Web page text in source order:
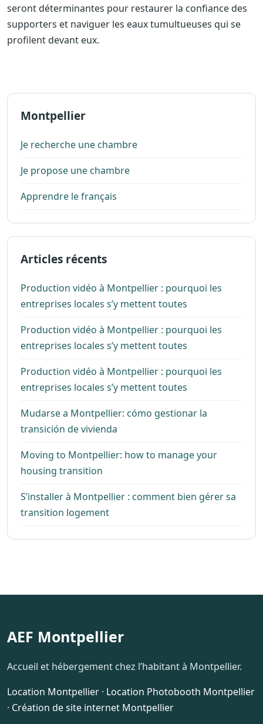
seront déterminantes pour restaurer la confiance des
supporters et naviguer les eaux tumultueuses qui se
profilent devant eux.
Montpellier
Je recherche une chambre
Je propose une chambre
Apprendre le français
Articles récents
Production vidéo à Montpellier : pourquoi les
entreprises locales s’y mettent toutes
Production vidéo à Montpellier : pourquoi les
entreprises locales s’y mettent toutes
Production vidéo à Montpellier : pourquoi les
entreprises locales s’y mettent toutes
Mudarse a Montpellier: cómo gestionar la
transición de vivienda
Moving to Montpellier: how to manage your
housing transition
S’installer à Montpellier : comment bien gérer sa
transition logement
AEF Montpellier
Accueil et hébergement chez l’habitant à Montpellier.
Location Montpellier · Location Photobooth Montpellier
· Création de site internet Montpellier